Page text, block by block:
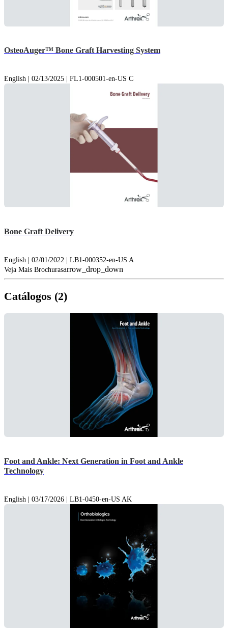
OsteoAuger™ Bone Graft Harvesting System
English | 02/13/2025 | FL1-000501-en-US C
Bone Graft Delivery
English | 02/01/2022 | LB1-000352-en-US A
Veja Mais Brochurasarrow_drop_down
Catálogos (2)
Foot and Ankle: Next Generation in Foot and Ankle
Technology
English | 03/17/2026 | LB1-0450-en-US AK